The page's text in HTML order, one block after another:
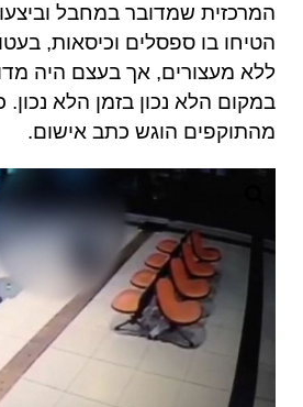
המרכזית שמדובר במחבל וביצעו
הטיחו בו ספסלים וכיסאות,
ללא מעצורים, אך בעצם היה
במקום הלא נכון בזמן הלא נכון.
מהתוקפים הוגש כתב אישום.